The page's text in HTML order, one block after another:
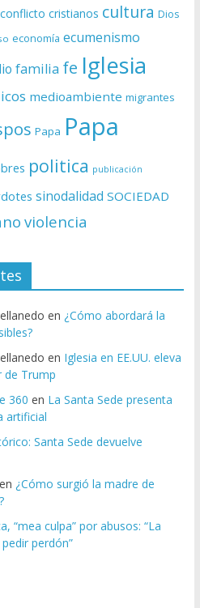
conflicto cristianos cultura Dios
economía ecumenismo
familia fe Iglesia
medioambiente migrantes
Papa Papa
politica publicación
sinodalidad SOCIEDAD
violencia
en ¿Cómo abordará la
en Iglesia en EE.UU. eleva
de Trump
360 en La Santa Sede presenta
artificial
Santa Sede devuelve
en ¿Cómo surgió la madre de
“mea culpa” por abusos: “La
perdón”